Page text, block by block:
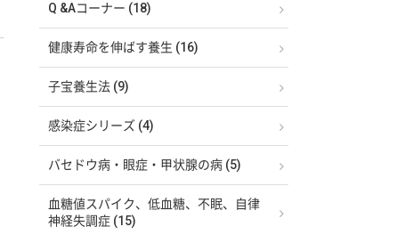
Q &Aコーナー (18)
健康寿命を伸ばす養生 (16)
子宝養生法 (9)
感染症シリーズ (4)
バセドウ病・眼症・甲状腺の病 (5)
血糖値スパイク、低血糖、不眠、自律
神経失調症 (15)